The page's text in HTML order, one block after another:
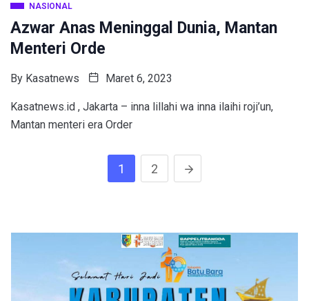
NASIONAL
Azwar Anas Meninggal Dunia, Mantan
Menteri Orde
By Kasatnews Maret 6, 2023
Kasatnews.id , Jakarta – inna lillahi wa inna ilaihi roji’un,
Mantan menteri era Order
1 2